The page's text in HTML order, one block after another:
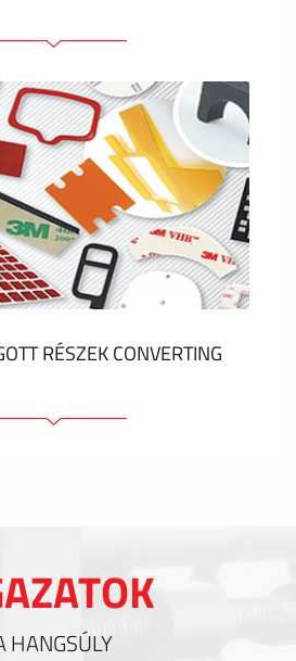
(elülső, tartó)
panelek
Színes panelek
szerelőelemekkel
címkék
TÖBBET
RÉSZEK CONVERTING
és hőkezelés
Szigetelés
HANGSÚLY